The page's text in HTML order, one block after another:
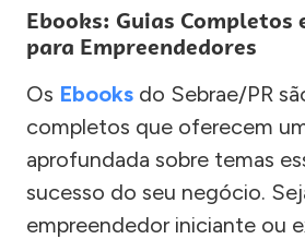
Ebooks: Guias Completos
para Empreendedores
Os Ebooks do Sebrae/PR
completos que oferecem
aprofundada sobre temas
sucesso do seu negócio.
empreendedor iniciante ou